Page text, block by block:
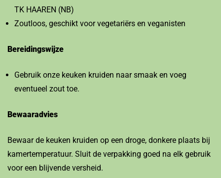
TK HAAREN (NB)
Zoutloos, geschikt voor vegetariërs en veganisten
Bereidingswijze
Gebruik onze keuken kruiden naar smaak en voeg
eventueel zout toe.
Bewaaradvies
Bewaar de keuken kruiden op een droge, donkere plaats bij
kamertemperatuur. Sluit de verpakking goed na elk gebruik
voor een blijvende versheid.